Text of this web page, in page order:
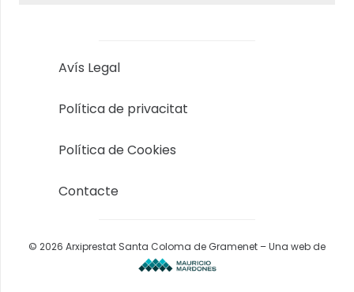
Avís Legal
Política de privacitat
Política de Cookies
Contacte
© 2026 Arxiprestat Santa Coloma de Gramenet – Una web de